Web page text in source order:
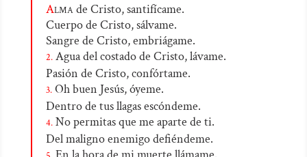
Almade Cristo, santifícame.
Cuerpo de Cristo, sálvame.
Sangre de Cristo, embriágame.
2.Agua del costado de Cristo, lávame.
Pasión de Cristo, confórtame.
3.Oh buen Jesús, óyeme.
Dentro de tus llagas escóndeme.
4.No permitas que me aparte de ti.
Del maligno enemigo defiéndeme.